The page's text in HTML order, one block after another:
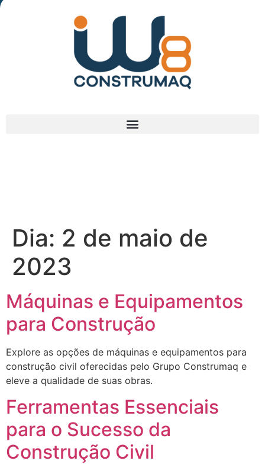
(48) 3238-9838
Dia: 2 de maio de
2023
Máquinas e Equipamentos
para Construção
Explore as opções de máquinas e equipamentos para
construção civil oferecidas pelo Grupo Construmaq e
eleve a qualidade de suas obras.
Ferramentas Essenciais
para o Sucesso da
Construção Civil